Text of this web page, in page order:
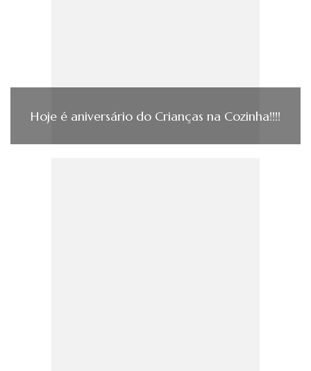
Hoje é aniversário do Crianças na Cozinha!!!!